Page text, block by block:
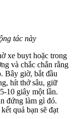
tác này
xe buyt hoặc trong
và chắc chắn rằng
Bây giờ, bắt đầu
hít thở sâu, giữ
10 giây một lần.
đứng làm gì đó.
quả bạn sẽ đạt